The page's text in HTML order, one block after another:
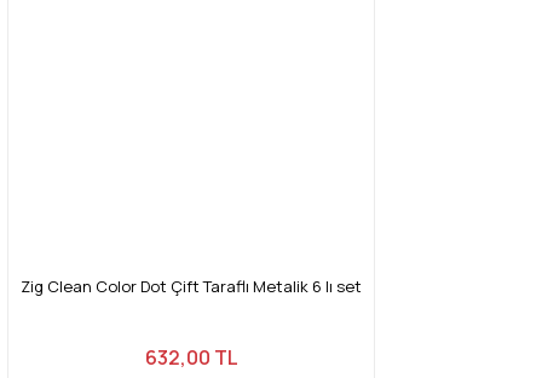
Zig Clean Color Dot Çift Taraflı Metalik 6 lı set
632,00 TL